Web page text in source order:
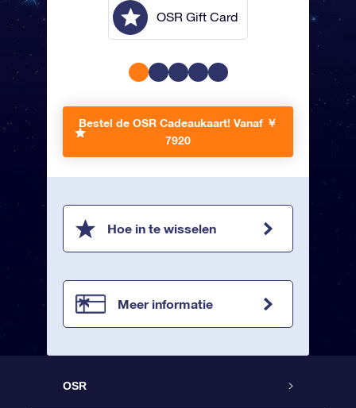
OSR Gift Card
Bestel de OSR Cadeaukaart! Vanaf ￥
7920
Hoe in te wisselen
Meer informatie
OSR